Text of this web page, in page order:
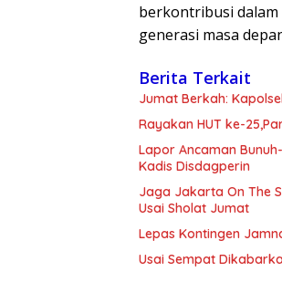
berkontribusi
generasi masa
Berita Terkait
Jumat Berkah:
Rayakan HUT ke-
Lapor Ancaman
Kadis Disdagperin
Jaga Jakarta On The
Usai Sholat Jumat
Lepas Kontingen
Usai Sempat